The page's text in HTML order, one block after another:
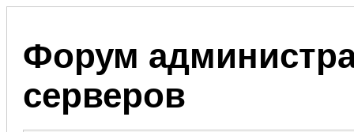
Форум
серверов